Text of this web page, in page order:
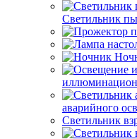
Светильник
аварийного
Светильник